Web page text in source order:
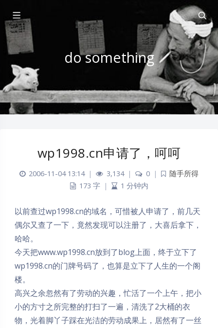
do something
wp1998.cn申请了，呵呵
2006-11-04 13:14 | 3,134 | 0 |
随手所得
173 字
| 1 分钟内
以前查过wp1998.cn的域名，可惜被人申请了，前几天
偶尔又查了一下，竟然发现可以注册了，大喜后拿下，
哈哈。
今天把www.wp1998.cn放到了blog上面，终于立下了
wp1998.cn的门牌号码了，也算是立下了人生的一个阁
楼。
高兴之余忽然有了劳动的兴趣，忙活了一个上午，把小
小的方寸之所完整的打扫了一遍，清洗了2大桶的衣
物，光着脚丫子踩在光洁的劳动成果上，居然有了一丝